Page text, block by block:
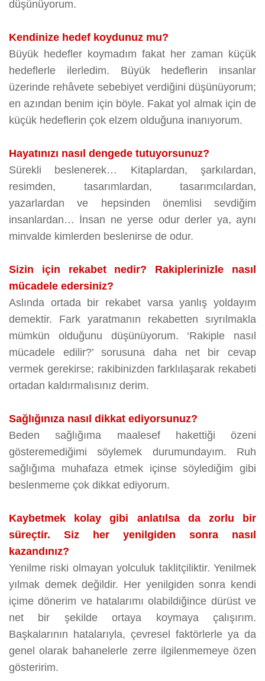
düşünüyorum.
Kendinize hedef koydunuz mu?
Büyük hedefler koymadım fakat her zaman küçük
hedeflerle ilerledim. Büyük hedeflerin insanlar
üzerinde rehâvete sebebiyet verdiğini düşünüyorum;
en azından benim için böyle. Fakat yol almak için de
küçük hedeflerin çok elzem olduğuna inanıyorum.
Hayatınızı nasıl dengede tutuyorsunuz?
Sürekli beslenerek… Kitaplardan, şarkılardan,
resimden, tasarımlardan, tasarımcılardan,
yazarlardan ve hepsinden önemlisi sevdiğim
insanlardan… İnsan ne yerse odur derler ya, aynı
minvalde kimlerden beslenirse de odur.
Sizin için rekabet nedir? Rakiplerinizle nasıl
mücadele edersiniz?
Aslında ortada bir rekabet varsa yanlış yoldayım
demektir. Fark yaratmanın rekabetten sıyrılmakla
mümkün olduğunu düşünüyorum. ‘Rakiple nasıl
mücadele edilir?’ sorusuna daha net bir cevap
vermek gerekirse; rakibinizden farklılaşarak rekabeti
ortadan kaldırmalısınız derim.
Sağlığınıza nasıl dikkat ediyorsunuz?
Beden sağlığıma maalesef hakettiği özeni
gösteremediğimi söylemek durumundayım. Ruh
sağlığıma muhafaza etmek içinse söylediğim gibi
beslenmeme çok dikkat ediyorum.
Kaybetmek kolay gibi anlatılsa da zorlu bir
süreçtir. Siz her yenilgiden sonra nasıl
kazandınız?
Yenilme riski olmayan yolculuk taklitçiliktir. Yenilmek
yılmak demek değildir. Her yenilgiden sonra kendi
içime dönerim ve hatalarımı olabildiğince dürüst ve
net bir şekilde ortaya koymaya çalışırım.
Başkalarının hatalarıyla, çevresel faktörlerle ya da
genel olarak bahanelerle zerre ilgilenmemeye özen
gösteririm.